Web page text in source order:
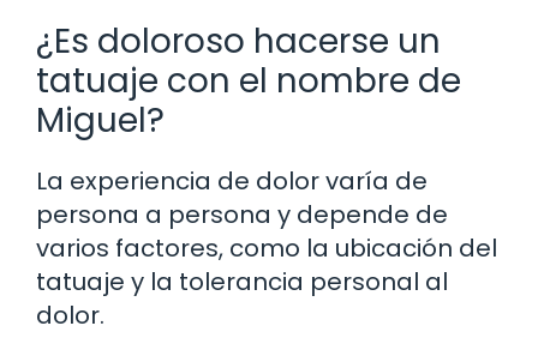
¿Es doloroso hacerse un
tatuaje con el nombre de
Miguel?
La experiencia de dolor varía de
persona a persona y depende de
varios factores, como la ubicación del
tatuaje y la tolerancia personal al
dolor.